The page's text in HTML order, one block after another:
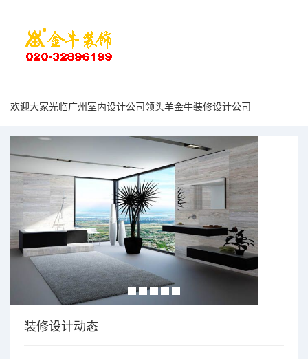
欢迎大家光临广州室内设计公司领头羊金牛装修设计公司
装修设计动态